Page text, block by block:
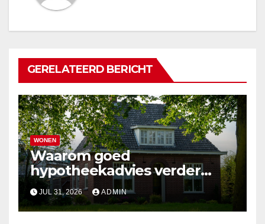
GERELATEERD BERICHT
WONEN
Waarom goed
hypotheekadvies verder
gaat dan alleen cijfers
JUL 31, 2026 ADMIN